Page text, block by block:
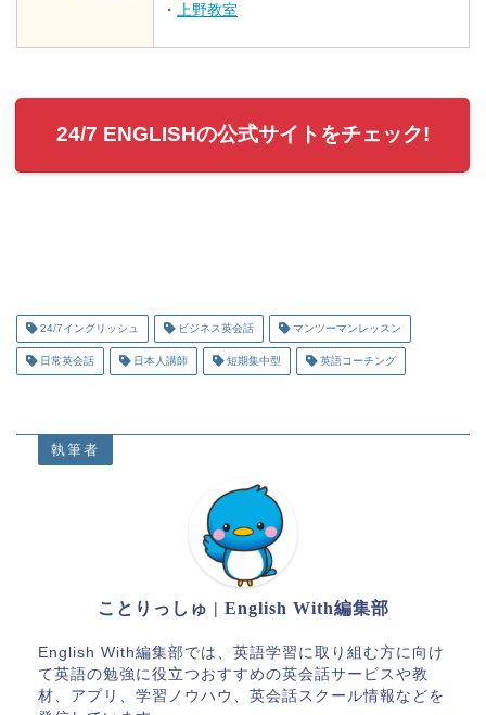
・ 上野教室
24/7 ENGLISHの公式サイトをチェック!
24/7イングリッシュ ビジネス英会話 マンツーマンレッスン
日常英会話 日本人講師 短期集中型 英語コーチング
執筆者
ことりっしゅ | English With編集部
English With編集部では、英語学習に取り組む方に向け
て英語の勉強に役立つおすすめの英会話サービスや教
材、アプリ、学習ノウハウ、英会話スクール情報などを